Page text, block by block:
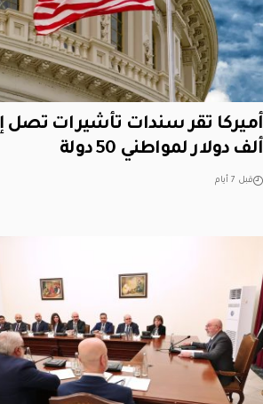
ألف دولار لمواطني 50 دولة
قبل 7 أيام